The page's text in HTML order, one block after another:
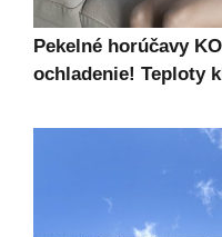
Pekelné horúčavy
ochladenie! Teploty